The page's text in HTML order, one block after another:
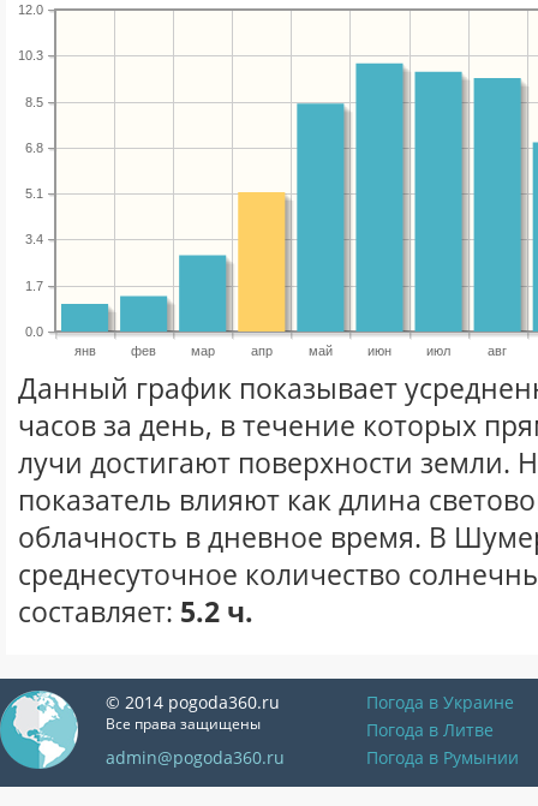
янв фев мар апр май июн июл авг
0.0
1.7
3.4
5.1
6.8
8.5
10.3
12.0
Данный график показывает
часов за день, в течение которых
лучи достигают поверхности земли.
показатель влияют как длина
облачность в дневное время. В
среднесуточное количество
составляет: 5.2 ч.
© 2014 pogoda360.ru
Все права защищены
admin@pogoda360.ru
Погода в Украине
Погода в Литве
Погода в Румынии